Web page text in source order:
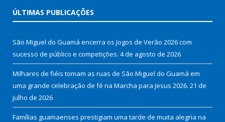
ÚLTIMAS PUBLICAÇÕES
São Miguel do Guamá encerra os Jogos de Verão 2026 com
sucesso de público e competições. 4 de agosto de 2026
Milhares de fiéis tomam as ruas de São Miguel do Guamá em
uma grande celebração de fé na Marcha para Jesus 2026. 21 de
julho de 2026
Famílias guamaenses prestigiam uma tarde de muita alegria na